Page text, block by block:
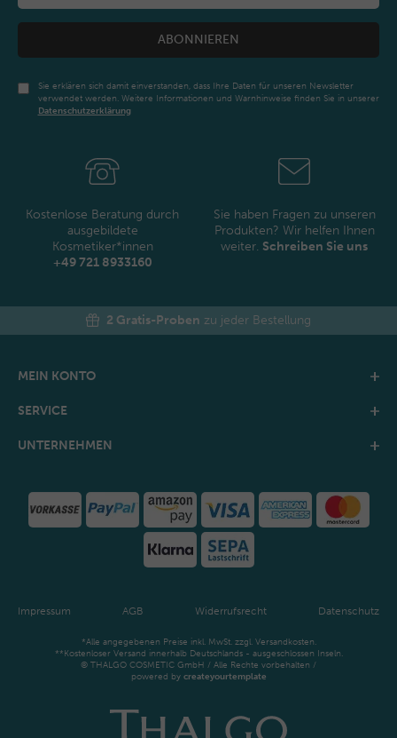
ABONNIEREN
Sie erklären sich damit einverstanden, dass Ihre Daten für unseren Newsletter
verwendet werden. Weitere Informationen und Warnhinweise finden Sie in unserer
Daten­schutz­erklärung
Kostenlose Beratung durch
ausgebildete
Kosmetiker*innen
+49 721 8933160
Sie haben Fragen zu unseren
Produkten? Wir helfen Ihnen
weiter. Schreiben Sie uns
2 Gratis-Proben zu jeder Bestellung
MEIN KONTO
SERVICE
UNTERNEHMEN
Impressum AGB Widerrufsrecht Datenschutz
*Alle angegebenen Preise inkl. MwSt. zzgl. Versandkosten.
**Kostenloser Versand innerhalb Deutschlands - ausgeschlossen Inseln.
© THALGO COSMETIC GmbH / Alle Rechte vorbehalten /
powered by createyourtemplate